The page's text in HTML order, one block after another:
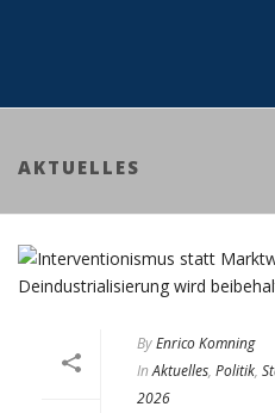
AKTUELLES
ByEnrico Komning
In Aktuelles, Politik,
2026